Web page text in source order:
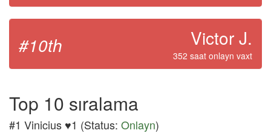
#10th Victor J.
352 saat onlayn vaxt
Top 10 sıralama
#1 Vinicius ♥1 (Status: Onlayn)